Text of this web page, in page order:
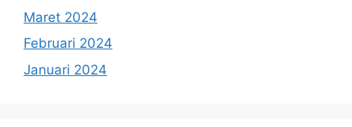
Maret 2024
Februari 2024
Januari 2024